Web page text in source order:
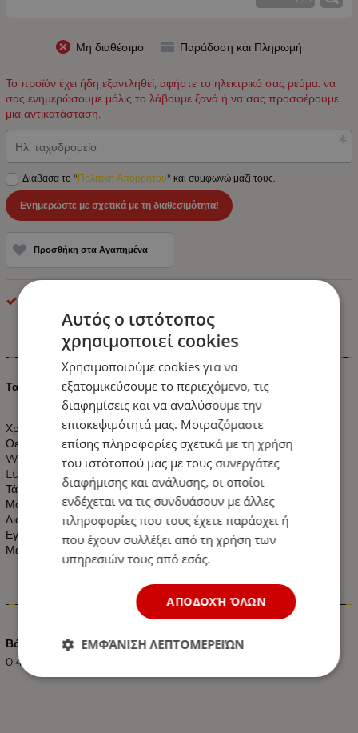
Μη διαθέσιμο Παράδοση και Πληρωμή
Το προϊόν έχει ήδη εξαντληθεί, αφήστε το ηλεκτρικό σας ρεύμα. να
σας ενημερώσουμε μόλις το λάβουμε ξανά ή να σας προσφέρουμε
μια αντικατάσταση.
Ηλ. ταχυδρομείο
Διάβασα το "Πολιτική Απορρήτου" και συμφωνώ μαζί τους.
Ενημερώστε με σχετικά με τη διαθεσιμότητα!
Προσθήκη στα Αγαπημένα
Πληροφορίες
Ταινία LED 14.4 watt 60 smd 5050 Led Ψυχρό Λευκό
Χρώμα: Ψυχρό Λευκό
Θερμοκρασία Χρώματος: 5600-6300k Λευκό
Watt: 14.4W ανά Μέτρο
Lumen: 1195 LM (το Λευκό χρώμα/μέτρο)
Τάση: 12v DC
Μοίρες: 120°
Διαστάσεις: Πλάτος 10mm - Πάχος 2mm
Εγγύηση 2 Χρόνια
Με Πιστοποιητικά CE & RoHS
Χαρακτηριστικά
Βάρος (kg.)
0.40
Αυτός ο ιστότοπος
χρησιμοποιεί cookies
Χρησιμοποιούμε cookies για να
εξατομικεύσουμε το περιεχόμενο, τις
διαφημίσεις και να αναλύσουμε την
επισκεψιμότητά μας. Μοιραζόμαστε
επίσης πληροφορίες σχετικά με τη χρήση
του ιστότοπού μας με τους συνεργάτες
διαφήμισης και ανάλυσης, οι οποίοι
ενδέχεται να τις συνδυάσουν με άλλες
πληροφορίες που τους έχετε παράσχει ή
που έχουν συλλέξει από τη χρήση των
υπηρεσιών τους από εσάς.
ΑΠΟΔΟΧΉ ΌΛΩΝ
ΕΜΦΆΝΙΣΗ ΛΕΠΤΟΜΕΡΕΙΏΝ